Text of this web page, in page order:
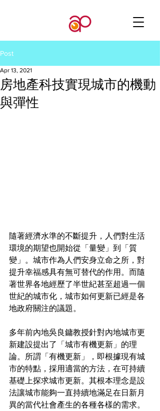
Post
房地產科技實現城市的機動
與彈性
Apr 13, 2021
隨著經濟水準的不斷提升，人們對生活
環境的期望也開始從「量變」到「質
變」。城市作為人們安身立命之所，對
提升幸福感具有無可替代的作用。而隨
著世界各地經歷了半世紀甚至超過一個
世紀的城市化，城市如何更新已經是各
地政府關注的議題。
多年前內地吳良鏞教授針對內地城市更
新建設提出了「城市有機更新」的理
論。所謂「有機更新」，即根據現有城
市的特點，採用適當的方法，在可持續
基礎上探求城市更新。其根本理念是設
法讓城市能夠一直持續地滿足在日新月
異的當代社會產生的各種各樣的需求。